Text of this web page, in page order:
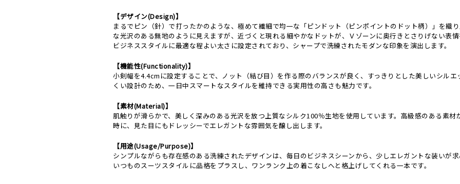
【デザイン(Design)】
まるでピン（針）で打ったかのような、極めて繊細で均一な「ピンドット（ピンポイントのドット柄）」を織
な光沢のある無地のように見えますが、近づくと現れる細やかなドットが、Ｖゾーンに奥行きとさりげない表
ビジネススタイルに最適な程よい太さに設定されており、シャープで洗練されたモダンな印象を演出します。
【機能性(Functionality)】
小剣幅を4.4cmに設定することで、ノット（結び目）を作る際のバランスが良く、すっきりとした美しいシル
くい設計のため、一日中スマートなスタイルを維持できる実用性の高さも魅力です。
【素材(Material)】
肌触りが滑らかで、美しく深みのある光沢を放つ上質なシルク100％生地を使用しています。高級感のある素
時に、見た目にもドレッシーでエレガントな雰囲気を醸し出します。
【用途(Usage/Purpose)】
シンプルながらも存在感のある洗練されたデザインは、毎日のビジネスシーンから、少しエレガントな装いが
いつものスーツスタイルに品格をプラスし、ワンランク上の着こなしへと格上げしてくれる一本です。